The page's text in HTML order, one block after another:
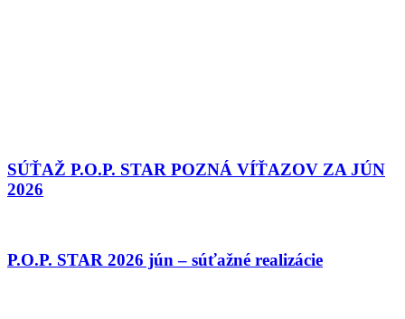
SÚŤAŽ P.O.P. STAR POZNÁ VÍŤAZOV ZA JÚN
2026
P.O.P. STAR 2026 jún – súťažné realizácie